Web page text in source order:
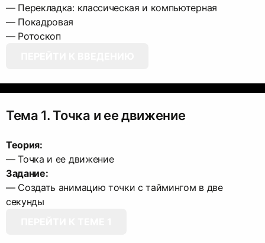
— Перекладка: классическая и компьютерная
— Покадровая
Тема 1. Точка и ее движение
Теория:
— Точка и ее движение
Задание:
— Создать анимацию точки с таймингом в две